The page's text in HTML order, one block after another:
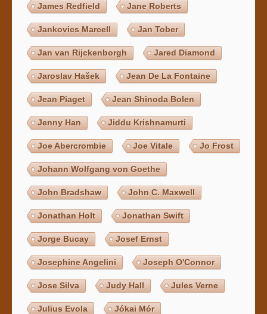
James Redfield Jane Roberts
Jankovics Marcell Jan Tober
Jan van Rijckenborgh Jared Diamond
Jaroslav Hašek Jean De La Fontaine
Jean Piaget Jean Shinoda Bolen
Jenny Han Jiddu Krishnamurti
Joe Abercrombie Joe Vitale Jo Frost
Johann Wolfgang von Goethe
John Bradshaw John C. Maxwell
Jonathan Holt Jonathan Swift
Jorge Bucay Josef Ernst
Josephine Angelini Joseph O'Connor
Jose Silva Judy Hall Jules Verne
Julius Evola Jókai Mór